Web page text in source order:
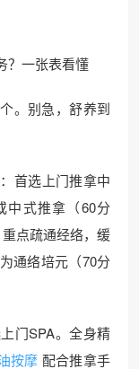
？一张表看懂
。别急，舒养到
首选上门推拿中
中式推拿（60分
点疏通经络，缓
通络培元（70分
门SPA。全身精
按摩 配合推拿手